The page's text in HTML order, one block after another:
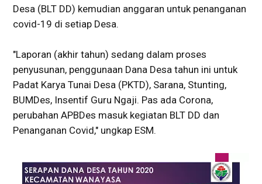
Desa (BLT DD) kemudian anggaran untuk penanganan
covid-19 di setiap Desa.
"Laporan (akhir tahun) sedang dalam proses
penyusunan, penggunaan Dana Desa tahun ini untuk
Padat Karya Tunai Desa (PKTD), Sarana, Stunting,
BUMDes, Insentif Guru Ngaji. Pas ada Corona,
perubahan APBDes masuk kegiatan BLT DD dan
Penanganan Covid," ungkap ESM.